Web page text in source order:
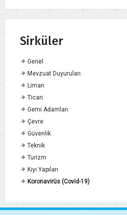
Sirküler
Genel
Mevzuat Duyuruları
Liman
Ticari
Gemi Adamları
Çevre
Güvenlik
Teknik
Turizm
Kıyı Yapıları
Koronavirüs (Covid-19)